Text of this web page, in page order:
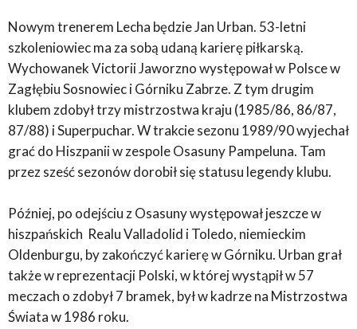
Nowym trenerem Lecha będzie Jan Urban. 53-letni
szkoleniowiec ma za sobą udaną karierę piłkarską.
Wychowanek Victorii Jaworzno występował w Polsce w
Zagłębiu Sosnowiec i Górniku Zabrze. Z tym drugim
klubem zdobył trzy mistrzostwa kraju (1985/86, 86/87,
87/88) i Superpuchar. W trakcie sezonu 1989/90 wyjechał
grać do Hiszpanii w zespole Osasuny Pampeluna. Tam
przez sześć sezonów dorobił się statusu legendy klubu.
Później, po odejściu z Osasuny występował jeszcze w
hiszpańskich Realu Valladolid i Toledo, niemieckim
Oldenburgu, by zakończyć karierę w Górniku. Urban grał
także w reprezentacji Polski, w której wystąpił w 57
meczach o zdobył 7 bramek, był w kadrze na Mistrzostwa
Świata w 1986 roku.